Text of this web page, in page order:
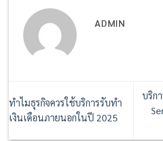
ADMIN
ทำไมธุรกิจควรใช้บริการรับทำ
เงินเดือนภายนอกในปี 2025
บริก